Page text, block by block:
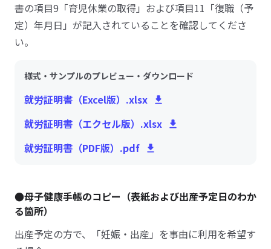
書の項目9「育児休業の取得」および項目11「復職（予
定）年月日」が記入されていることを確認してくださ
い。
様式・サンプルのプレビュー・ダウンロード
就労証明書（Excel版）.xlsx
就労証明書（エクセル版）.xlsx
就労証明書（PDF版）.pdf
●母子健康手帳のコピー（表紙および出産予定日のわか
る箇所）
出産予定の方で、「妊娠・出産」を事由に利用を希望す